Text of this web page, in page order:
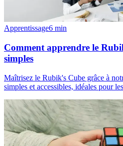
Apprentissage6 min
Comment apprendre le
simples
Maîtrisez le Rubik's Cube grâce à
simples et accessibles, idéales pour